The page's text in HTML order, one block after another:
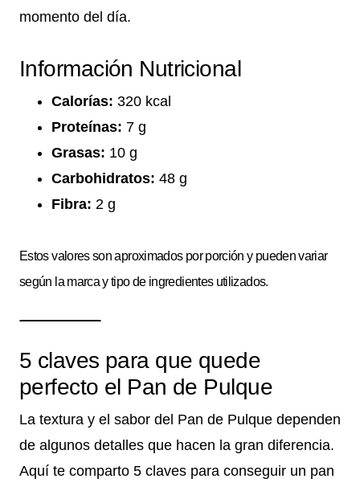
momento del día.
Información Nutricional
Calorías: 320 kcal
Proteínas: 7 g
Grasas: 10 g
Carbohidratos: 48 g
Fibra: 2 g
Estos valores son aproximados por porción y pueden variar
según la marca y tipo de ingredientes utilizados.
5 claves para que quede
perfecto el Pan de Pulque
La textura y el sabor del Pan de Pulque dependen
de algunos detalles que hacen la gran diferencia.
Aquí te comparto 5 claves para conseguir un pan